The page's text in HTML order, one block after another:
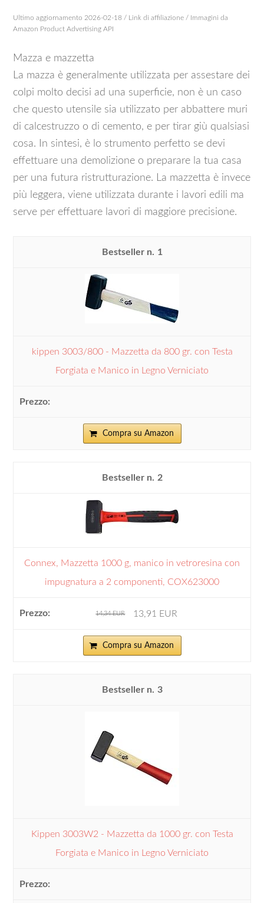
Ultimo aggiornamento 2026-02-18 / Link di affiliazione / Immagini da
Amazon Product Advertising API
Mazza e mazzetta
La mazza è generalmente utilizzata per assestare dei
colpi molto decisi ad una superficie, non è un caso
che questo utensile sia utilizzato per abbattere muri
di calcestruzzo o di cemento, e per tirar giù qualsiasi
cosa. In sintesi, è lo strumento perfetto se devi
effettuare una demolizione o preparare la tua casa
per una futura ristrutturazione. La mazzetta è invece
più leggera, viene utilizzata durante i lavori edili ma
serve per effettuare lavori di maggiore precisione.
1
kippen 3003/800 - Mazzetta da 800 gr. con Testa
Forgiata e Manico in Legno Verniciato
Compra su Amazon
2
Connex, Mazzetta 1000 g, manico in vetroresina con
impugnatura a 2 componenti, COX623000
14,34 EUR 13,91 EUR
Compra su Amazon
3
Kippen 3003W2 - Mazzetta da 1000 gr. con Testa
Forgiata e Manico in Legno Verniciato